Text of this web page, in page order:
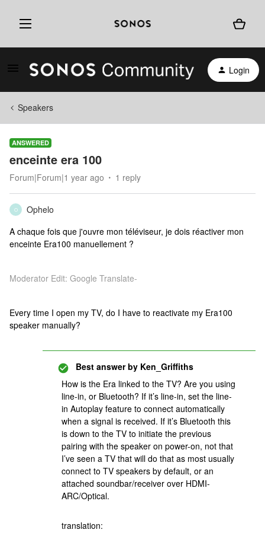
Login
Speakers
ANSWERED
enceinte era 100
Forum|Forum|1 year ago 1 reply
O
Ophelo
A chaque fois que j'ouvre mon téléviseur, je dois réactiver mon
enceinte Era100 manuellement ?
Moderator Edit: Google Translate-
Every time I open my TV, do I have to reactivate my Era100
speaker manually?
Best answer by Ken_Griffiths
How is the Era linked to the TV? Are you using
line-in, or Bluetooth? If it’s line-in, set the line-
in Autoplay feature to connect automatically
when a signal is received. If it’s Bluetooth this
is down to the TV to initiate the previous
pairing with the speaker on power-on, not that
I’ve seen a TV that will do that as most usually
connect to TV speakers by default, or an
attached soundbar/receiver over HDMI-
ARC/Optical.
translation: